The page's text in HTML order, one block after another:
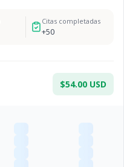
Citas completadas
+50
$54.00 USD